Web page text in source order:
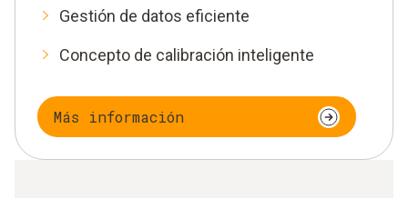
Gestión de datos eficiente
Concepto de calibración inteligente
Más información